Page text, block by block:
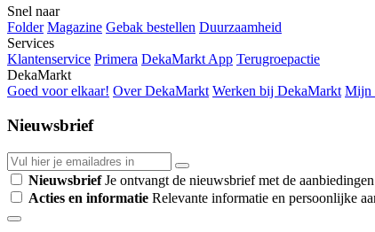
Snel naar
Folder Magazine Gebak bestellen Duurzaamheid
Services
Klantenservice Primera DekaMarkt App Terugroepactie
DekaMarkt
Goed voor elkaar! Over DekaMarkt Werken bij DekaMarkt Mijn
Nieuwsbrief
NieuwsbriefJe ontvangt de nieuwsbrief met de
Acties en informatie Relevante informatie en persoonlijke